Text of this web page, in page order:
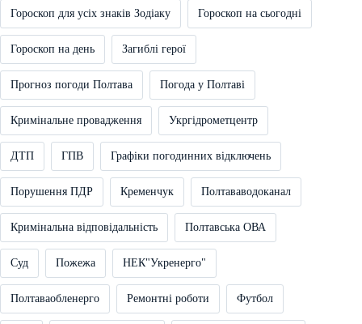
Гороскоп для усіх знаків Зодіаку Гороскоп на сьогодні
Гороскоп на день Загиблі герої
Прогноз погоди Полтава Погода у Полтаві
Кримінальне провадження Укргідрометцентр
ДТП ГПВ Графіки погодинних відключень
Порушення ПДР Кременчук Полтававодоканал
Кримінальна відповідальність Полтавська ОВА
Суд Пожежа НЕК"Укренерго"
Полтаваобленерго Ремонтні роботи Футбол